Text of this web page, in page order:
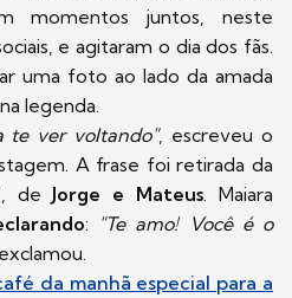
momentos juntos, neste
e agitaram o dia dos fãs.
uma foto ao lado da amada
legenda.
te ver voltando", escreveu o
A frase foi retirada da
de Jorge e Mateus . Maiara
: "Te amo! Você é o
da manhã especial para a